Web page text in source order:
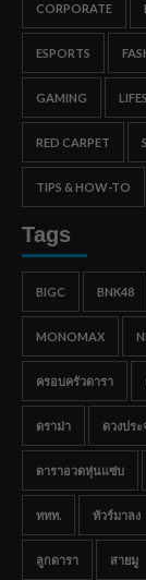
CORPORATE
ESPORTS
GAMING
RED CARPET
TIPS & HOW-TO
Tags
BIGC BNK48
MONOMAX
ครอบครัวดารา
ดราม่า ดวงปร
ดาราอวดหุ่นแซ่บ
ททท. ทัวร์มาลง
ลูกดารา สายมู